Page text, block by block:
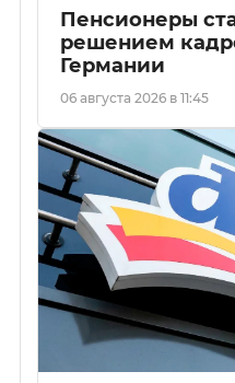
Пенсионеры
решением
Германии
06 августа 2026 в 11:45